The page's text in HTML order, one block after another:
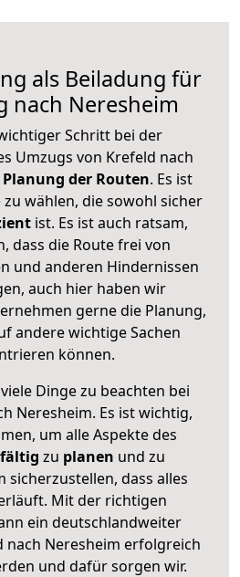
als Beiladung für
nach Neresheim
Schritt bei der
Umzugs von Krefeld nach
Planung der Routen. Es ist
wählen, die sowohl sicher
ist. Es ist auch ratsam,
dass die Route frei von
und anderen Hindernissen
auch hier haben wir
gerne die Planung,
andere wichtige Sachen
können.
Dinge zu beachten bei
Neresheim. Es ist wichtig,
um alle Aspekte des
zu planen und zu
sicherzustellen, dass alles
Mit der richtigen
ein deutschlandweiter
nach Neresheim erfolgreich
und dafür sorgen wir.